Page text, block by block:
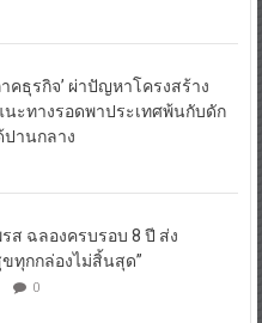
คธุรกิจ’ ผ่าปัญหาโครงสร้าง
นะทางรอดพาประเทศพ้นกับดัก
ปานกลาง
ส ฉลองครบรอบ 8 ปี ส่ง
ทุกกล่องไม่สิ้นสุด”
0